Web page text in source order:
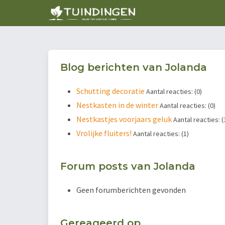
Blog berichten van Jolanda
Schutting decoratie Aantal reacties: (0)
Nestkasten in de winterAantal reacties: (0)
Nestkastjes voorjaars gelukAantal reacties:
Vrolijke fluiters! Aantal reacties: (1)
Forum posts van Jolanda
Geen forumberichten gevonden